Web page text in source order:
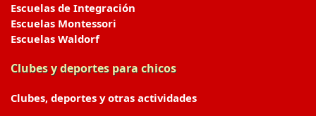
Escuelas de Integración
Escuelas Montessori
Escuelas Waldorf
Clubes y deportes para chicos
Clubes, deportes y otras actividades